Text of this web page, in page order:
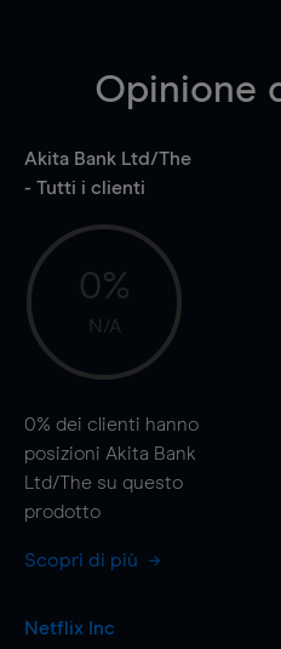
Opinione
Akita Bank Ltd/The
- Tutti i clienti
0%
N/A
0% dei clienti hanno
posizioni Akita Bank
Ltd/The su questo
prodotto
Scopri di più
Netflix Inc